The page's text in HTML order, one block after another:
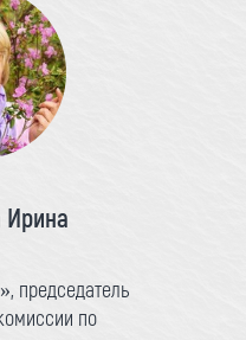
Ирина
председатель
по